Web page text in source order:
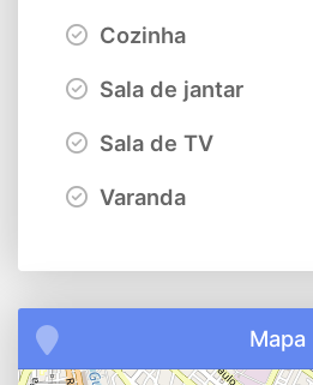
Cozinha
Sala de jantar
Sala de TV
Varanda
Mapa